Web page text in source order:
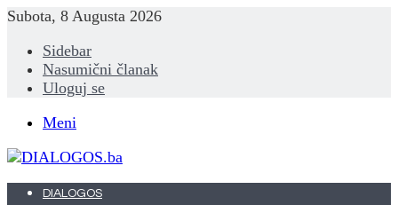
Subota, 8 Augusta 2026
Sidebar
Nasumični članak
Uloguj se
Meni
DIALOGOS